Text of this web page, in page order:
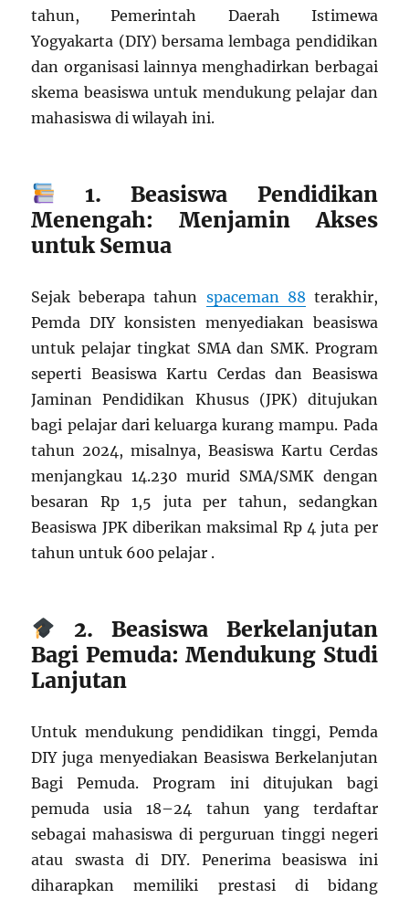
tahun, Pemerintah Daerah Istimewa
Yogyakarta (DIY) bersama lembaga pendidikan
dan organisasi lainnya menghadirkan berbagai
skema beasiswa untuk mendukung pelajar dan
mahasiswa di wilayah ini.
1. Beasiswa Pendidikan
Menengah: Menjamin Akses
untuk Semua
Sejak beberapa tahun spaceman 88 terakhir,
Pemda DIY konsisten menyediakan beasiswa
untuk pelajar tingkat SMA dan SMK. Program
seperti Beasiswa Kartu Cerdas dan Beasiswa
Jaminan Pendidikan Khusus (JPK) ditujukan
bagi pelajar dari keluarga kurang mampu. Pada
tahun 2024, misalnya, Beasiswa Kartu Cerdas
menjangkau 14.230 murid SMA/SMK dengan
besaran Rp 1,5 juta per tahun, sedangkan
Beasiswa JPK diberikan maksimal Rp 4 juta per
tahun untuk 600 pelajar .
2. Beasiswa Berkelanjutan
Bagi Pemuda: Mendukung Studi
Lanjutan
Untuk mendukung pendidikan tinggi, Pemda
DIY juga menyediakan Beasiswa Berkelanjutan
Bagi Pemuda. Program ini ditujukan bagi
pemuda usia 18–24 tahun yang terdaftar
sebagai mahasiswa di perguruan tinggi negeri
atau swasta di DIY. Penerima beasiswa ini
diharapkan memiliki prestasi di bidang